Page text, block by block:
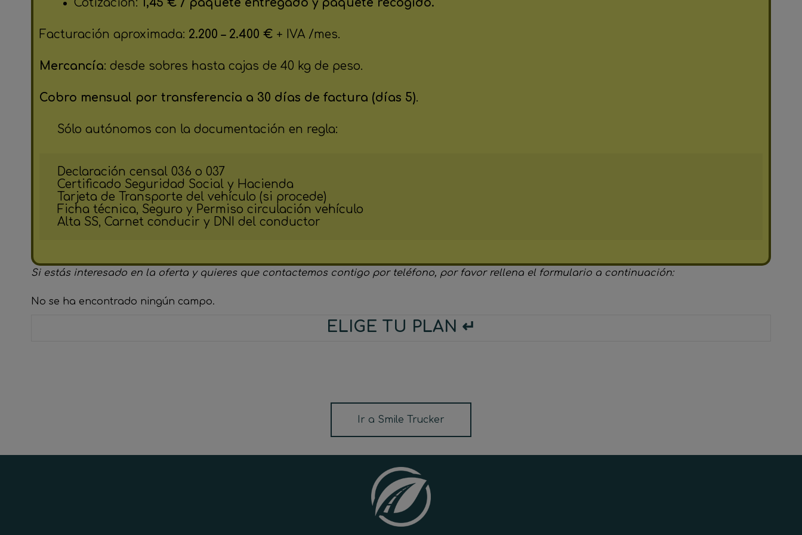
Cotización: 1,45 € / paquete entregado y paquete recogido.
Facturación aproximada: 2.200 – 2.400 € + IVA /mes.
Mercancía: desde sobres hasta cajas de 40 kg de peso.
Cobro mensual por transferencia a 30 días de factura (días 5).
Sólo autónomos con la documentación en regla:
Declaración censal 036 o 037
Certificado Seguridad Social y Hacienda
Tarjeta de Transporte del vehículo (si procede)
Ficha técnica, Seguro y Permiso circulación vehículo
Alta SS, Carnet conducir y DNI del conductor
Si estás interesado en la oferta y quieres que contactemos contigo por teléfono, por favor rellena el formulario a continuación:
No se ha encontrado ningún campo.
ELIGE TU PLAN ↵
Ir a Smile Trucker